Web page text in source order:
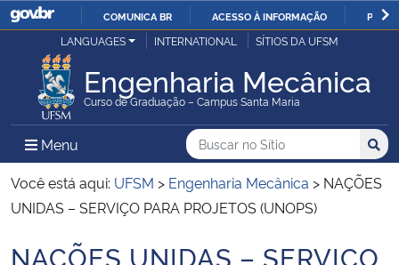
IR
O
COMUNICA BR ACESSO À INFORMAÇÃO
Ministério da Justiça e Segurança Pública
Ministério da Defesa
Ministério das Relações Exteriores
LANGUAGES INTERNATIONAL SÍTIOS DA UFSM
Engenharia Mecânica
Curso de Graduação – Campus Santa Maria
Menu Menu Principal do Sítio
Busca
Buscar no no Sítio
Busca:
Você está aqui: UFSM > Engenharia Mecânica > NAÇÕES
UNIDAS – SERVIÇO PARA PROJETOS (UNOPS)
Início do conteúdo
NAÇÕES UNIDAS – SERVIÇO